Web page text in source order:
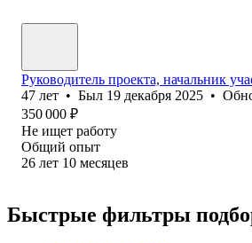
Руководитель проекта, начальник
47 лет • Был 19 декабря 2025 •
350 000 ₽
Не ищет работу
Общий опыт
26 лет 10 месяцев
Быстрые фильтры